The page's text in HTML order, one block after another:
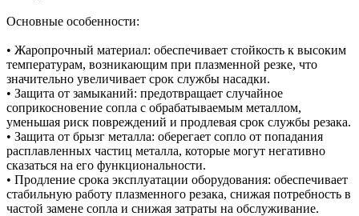
Основные особенности:
• Жаропрочный материал: обеспечивает стойкость к высоким
температурам, возникающим при плазменной резке, что
значительно увеличивает срок службы насадки.
• Защита от замыканий: предотвращает случайное
соприкосновение сопла с обрабатываемым металлом,
уменьшая риск повреждений и продлевая срок службы резака.
• Защита от брызг металла: оберегает сопло от попадания
расплавленных частиц металла, которые могут негативно
сказаться на его функциональности.
• Продление срока эксплуатации оборудования: обеспечивает
стабильную работу плазменного резака, снижая потребность в
частой замене сопла и снижая затраты на обслуживание.